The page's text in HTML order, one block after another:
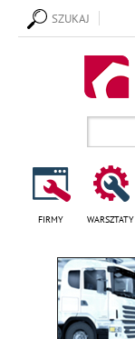
SZUKAJ
FIRMY WARSZTATY